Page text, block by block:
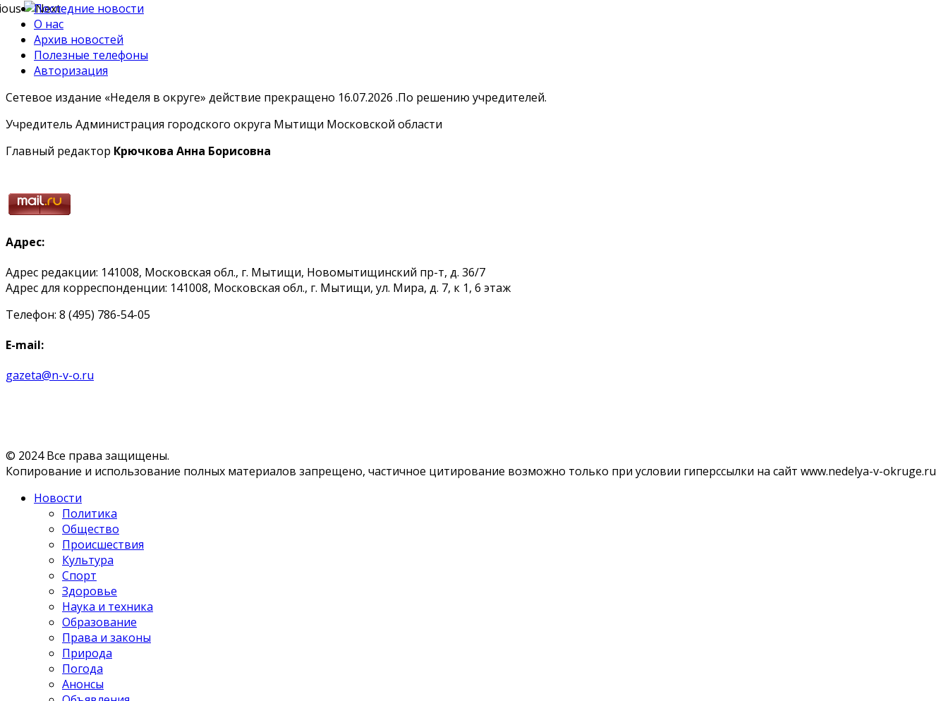
Последние новости
О нас
Архив новостей
Полезные телефоны
Авторизация
Сетевое издание «Неделя в округе» действие прекращено 16.07.2026 .По решению учредителей.
Учредитель Администрация городского округа Мытищи Московской области
Главный редактор Крючкова Анна Борисовна
Адрес:
Адрес редакции: 141008, Московская обл., г. Мытищи, Новомытищинский пр-т, д. 36/7
Адрес для корреспонденции: 141008, Московская обл., г. Мытищи, ул. Мира, д. 7, к 1, 6 этаж
Телефон: 8 (495) 786-54-05
E-mail:
gazeta@n-v-o.ru
© 2024 Все права защищены.
Копирование и использование полных материалов запрещено, частичное цитирование возможно только при условии гиперссылки на сайт www.nedelya-v-okruge.ru
Новости
Политика
Общество
Происшествия
Культура
Спорт
Здоровье
Наука и техника
Образование
Права и законы
Природа
Погода
Анонсы